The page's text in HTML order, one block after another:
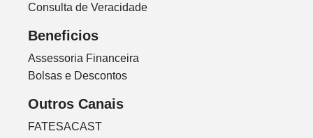
Consulta de Veracidade
Beneficios
Assessoria Financeira
Bolsas e Descontos
Outros Canais
FATESACAST